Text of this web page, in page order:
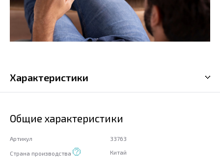
Характеристики
Общие характеристики
Артикул 33763
Страна производства Китай